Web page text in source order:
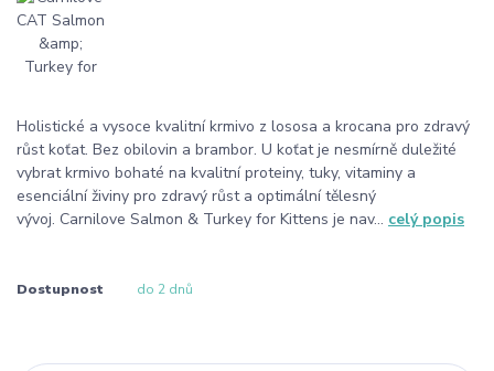
Holistické a vysoce kvalitní krmivo z lososa a krocana pro zdravý
růst koťat. Bez obilovin a brambor. U koťat je nesmírně duležité
vybrat krmivo bohaté na kvalitní proteiny, tuky, vitaminy a
esenciální živiny pro zdravý růst a optimální tělesný
vývoj. Carnilove Salmon & Turkey for Kittens je nav... celý popis
Dostupnost do 2 dnů